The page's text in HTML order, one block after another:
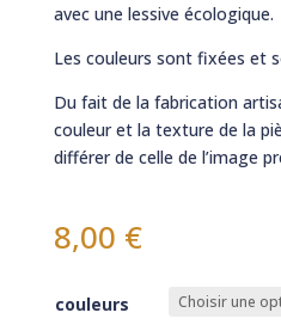
avec une lessive écologique.
Les couleurs sont fixées et
Du fait de la fabrication
couleur et la texture de la
différer de celle de l’image
8,00 €
couleurs